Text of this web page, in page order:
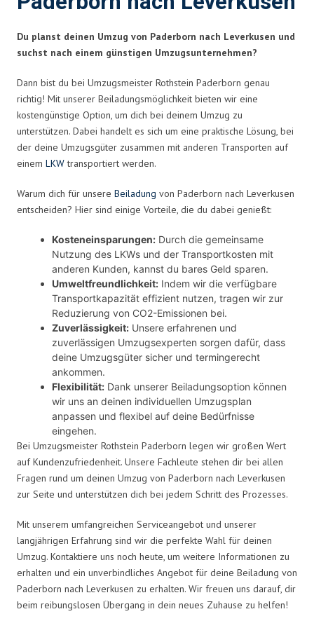
Du planst deinen Umzug von Paderborn nach Leverkusen und
suchst nach einem günstigen Umzugsunternehmen?
Dann bist du bei Umzugsmeister Rothstein Paderborn genau
richtig! Mit unserer Beiladungsmöglichkeit bieten wir eine
kostengünstige Option, um dich bei deinem Umzug zu
unterstützen. Dabei handelt es sich um eine praktische Lösung, bei
der deine Umzugsgüter zusammen mit anderen Transporten auf
einem LKWtransportiert werden.
Warum dich für unsere Beiladung von Paderborn nach Leverkusen
entscheiden? Hier sind einige Vorteile, die du dabei genießt:
Kosteneinsparungen: Durch die gemeinsame
Nutzung des LKWs und der Transportkosten mit
anderen Kunden, kannst du bares Geld sparen.
Umweltfreundlichkeit: Indem wir die verfügbare
Transportkapazität effizient nutzen, tragen wir zur
Reduzierung von CO2-Emissionen bei.
Zuverlässigkeit: Unsere erfahrenen und
zuverlässigen Umzugsexperten sorgen dafür, dass
deine Umzugsgüter sicher und termingerecht
ankommen.
Flexibilität: Dank unserer Beiladungsoption können
wir uns an deinen individuellen Umzugsplan
anpassen und flexibel auf deine Bedürfnisse
eingehen.
Bei Umzugsmeister Rothstein Paderborn legen wir großen Wert
auf Kundenzufriedenheit. Unsere Fachleute stehen dir bei allen
Fragen rund um deinen Umzug von Paderborn nach Leverkusen
zur Seite und unterstützen dich bei jedem Schritt des Prozesses.
Mit unserem umfangreichen Serviceangebot und unserer
langjährigen Erfahrung sind wir die perfekte Wahl für deinen
Umzug. Kontaktiere uns noch heute, um weitere Informationen zu
erhalten und ein unverbindliches Angebot für deine Beiladung von
Paderborn nach Leverkusen zu erhalten. Wir freuen uns darauf, dir
beim reibungslosen Übergang in dein neues Zuhause zu helfen!